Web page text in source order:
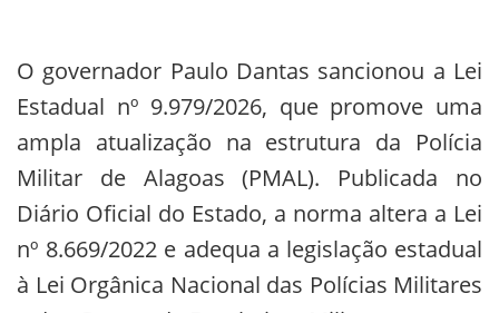
O governador Paulo Dantas sancionou a Lei
Estadual nº 9.979/2026, que promove uma
ampla atualização na estrutura da Polícia
Militar de Alagoas (PMAL). Publicada no
Diário Oficial do Estado, a norma altera a Lei
nº 8.669/2022 e adequa a legislação estadual
à Lei Orgânica Nacional das Polícias Militares